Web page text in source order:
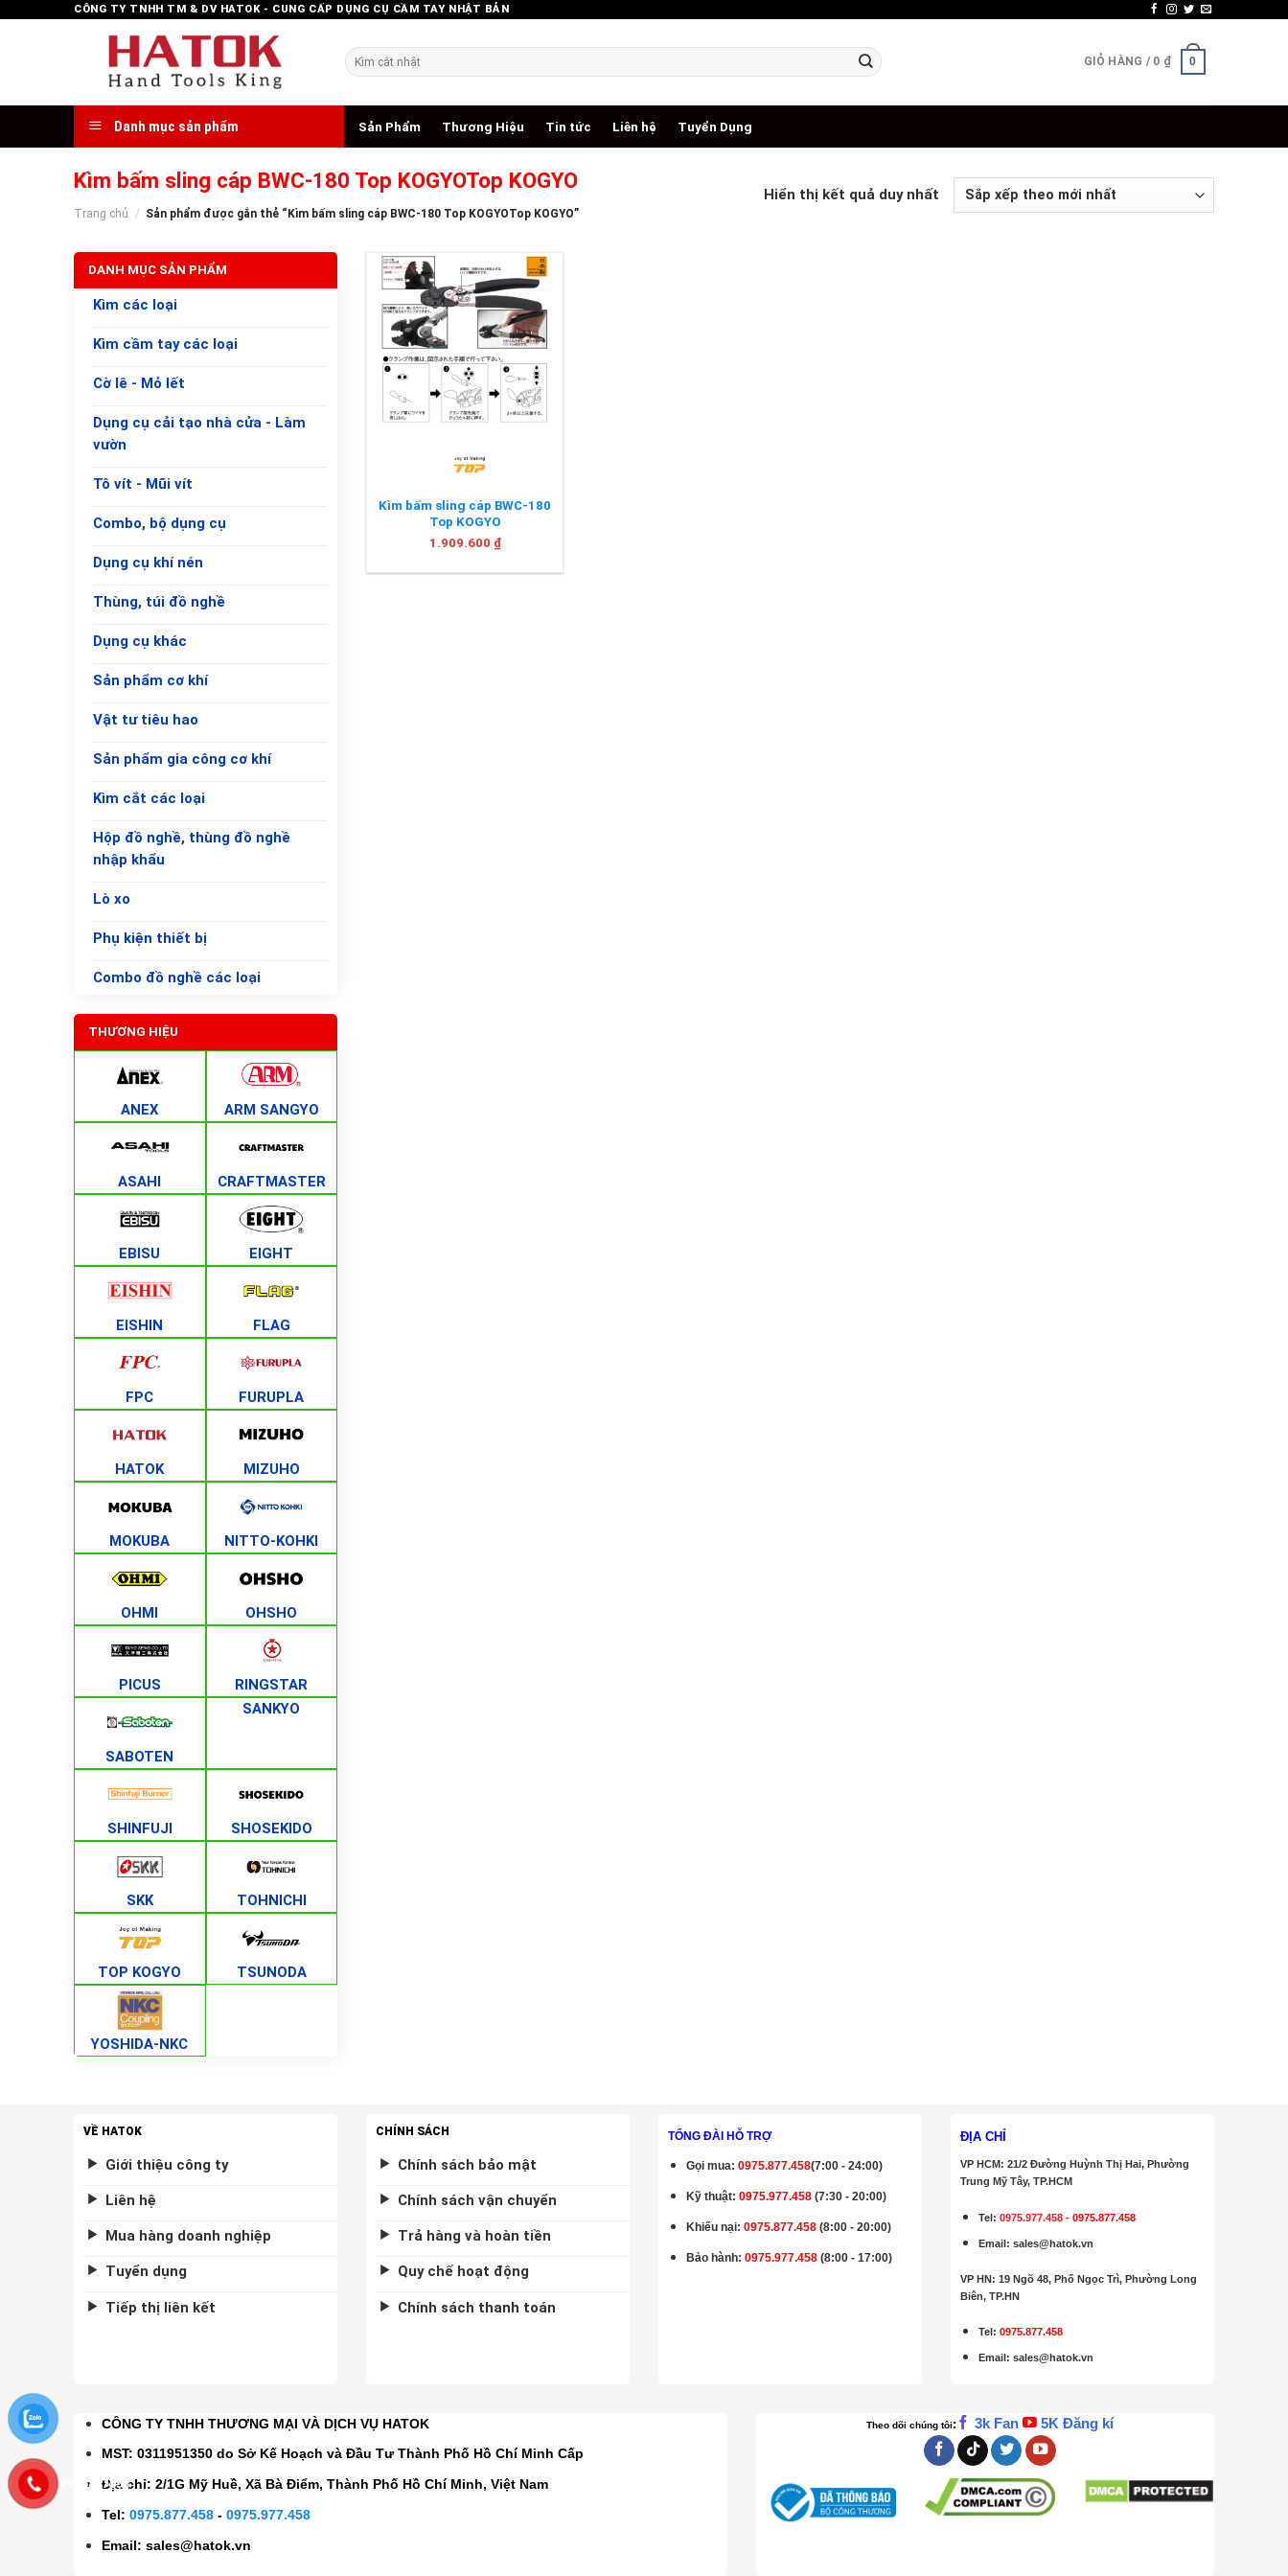
CÔNG TY TNHH TM & DV HATOK - CUNG CẤP DỤNG CỤ CẦM TAY NHẬT BẢN
Tìm
kiếm:
GIỎ HÀNG / 0 ₫ 0
Danh mục sản phẩm Sản Phẩm Thương Hiệu Tin tức Liên hệ Tuyển Dụng
Kìm bấm sling cáp BWC-180 Top KOGYOTop KOGYO
Trang chủ / Sản phẩm được gắn thẻ “Kìm bấm sling cáp BWC-180 Top KOGYOTop KOGYO”
Hiển thị kết quả duy nhất
DANH MỤC SẢN PHẨM
Kìm các loại
Kìm cầm tay các loại
Cờ lê - Mỏ lết
Dụng cụ cải tạo nhà cửa - Làm
vườn
Tô vít - Mũi vít
Combo, bộ dụng cụ
Dụng cụ khí nén
Thùng, túi đồ nghề
Dụng cụ khác
Sản phẩm cơ khí
Vật tư tiêu hao
Sản phẩm gia công cơ khí
Kìm cắt các loại
Hộp đồ nghề, thùng đồ nghề
nhập khẩu
Lò xo
Phụ kiện thiết bị
Combo đồ nghề các loại
THƯƠNG HIỆU
ANEX ARM SANGYO
ASAHI CRAFTMASTER
EBISU EIGHT
EISHIN FLAG
FPC FURUPLA
HATOK MIZUHO
MOKUBA NITTO-KOHKI
OHMI OHSHO
PICUS RINGSTAR
SABOTEN
SANKYO
SHINFUJI SHOSEKIDO
SKK TOHNICHI
TOP KOGYO TSUNODA
YOSHIDA-NKC
Kìm bấm sling cáp BWC-180
Top KOGYO
1.909.600 ₫
VỀ HATOK
Giới thiệu công ty
Liên hệ
Mua hàng doanh nghiệp
Tuyển dụng
Tiếp thị liên kết
CHÍNH SÁCH
Chính sách bảo mật
Chính sách vận chuyển
Trả hàng và hoàn tiền
Quy chế hoạt động
Chính sách thanh toán
TỔNG ĐÀI HỖ TRỢ
Gọi mua:0975.877.458(7:00 - 24:00)
Kỹ thuật:0975.977.458 (7:30 - 20:00)
Khiếu nại: 0975.877.458 (8:00 - 20:00)
Bảo hành:0975.977.458 (8:00 - 17:00)
ĐỊA CHỈ
VP HCM: 21/2 Đường Huỳnh Thị Hai, Phường
Trung Mỹ Tây, TP.HCM
Tel:0975.977.458 -0975.877.458
Email:sales@hatok.vn
VP HN: 19 Ngõ 48, Phố Ngọc Trì, Phường Long
Biên, TP.HN
Tel: 0975.877.458
Email :sales@hatok.vn
CÔNG TY TNHH THƯƠNG MẠI VÀ DỊCH VỤ HATOK
MST: 0311951350 do Sở Kế Hoạch và Đầu Tư Thành Phố Hồ Chí Minh Cấp
Địa chỉ: 2/1G Mỹ Huề, Xã Bà Điểm, Thành Phố Hồ Chí Minh, Việt Nam
Tel:0975.877.458 -0975.977.458
Email:sales@hatok.vn
Theo dõi chúng tôi: 3k Fan 5K Đăng kí
0975877458